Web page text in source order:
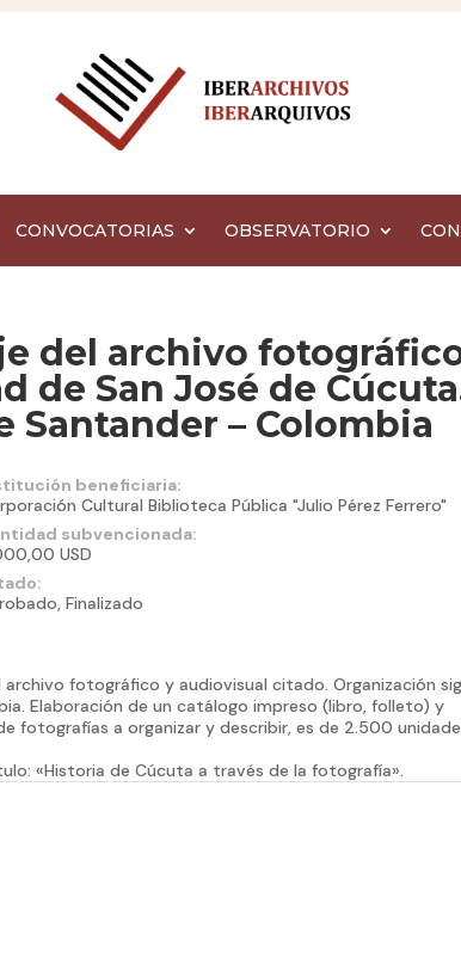
CONVOCATORIAS OBSERVATORIO
del archivo
de San José de
Santander – Colombia
beneficiaria:
Cultural Biblioteca Pública "Julio Pérez Ferrero"
subvencionada:
USD
Finalizado
fotográfico y audiovisual citado. Organización
Elaboración de un catálogo impreso (libro, folleto) y
fotografías a organizar y describir, es de 2.500
«Historia de Cúcuta a través de la fotografía».